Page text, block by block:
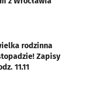
rodzinna
Zapisy
11.11